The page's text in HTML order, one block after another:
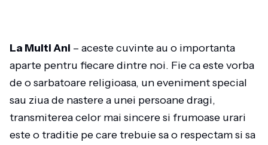
La Multi Ani – aceste cuvinte au o importanta
aparte pentru fiecare dintre noi. Fie ca este vorba
de o sarbatoare religioasa, un eveniment special
sau ziua de nastere a unei persoane dragi,
transmiterea celor mai sincere si frumoase urari
este o traditie pe care trebuie sa o respectam si sa